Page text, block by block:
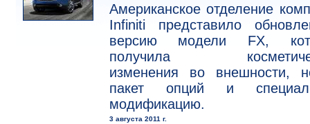
Американское отделение
Infiniti представило
версию модели FX,
получила
изменения во внешности,
пакет опций и
модификацию.
3 августа 2011 г.